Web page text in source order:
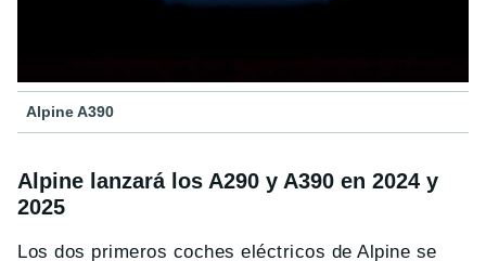
Alpine A390
Alpine lanzará los A290 y A390 en 2024 y
2025
Los dos primeros coches eléctricos de Alpine se